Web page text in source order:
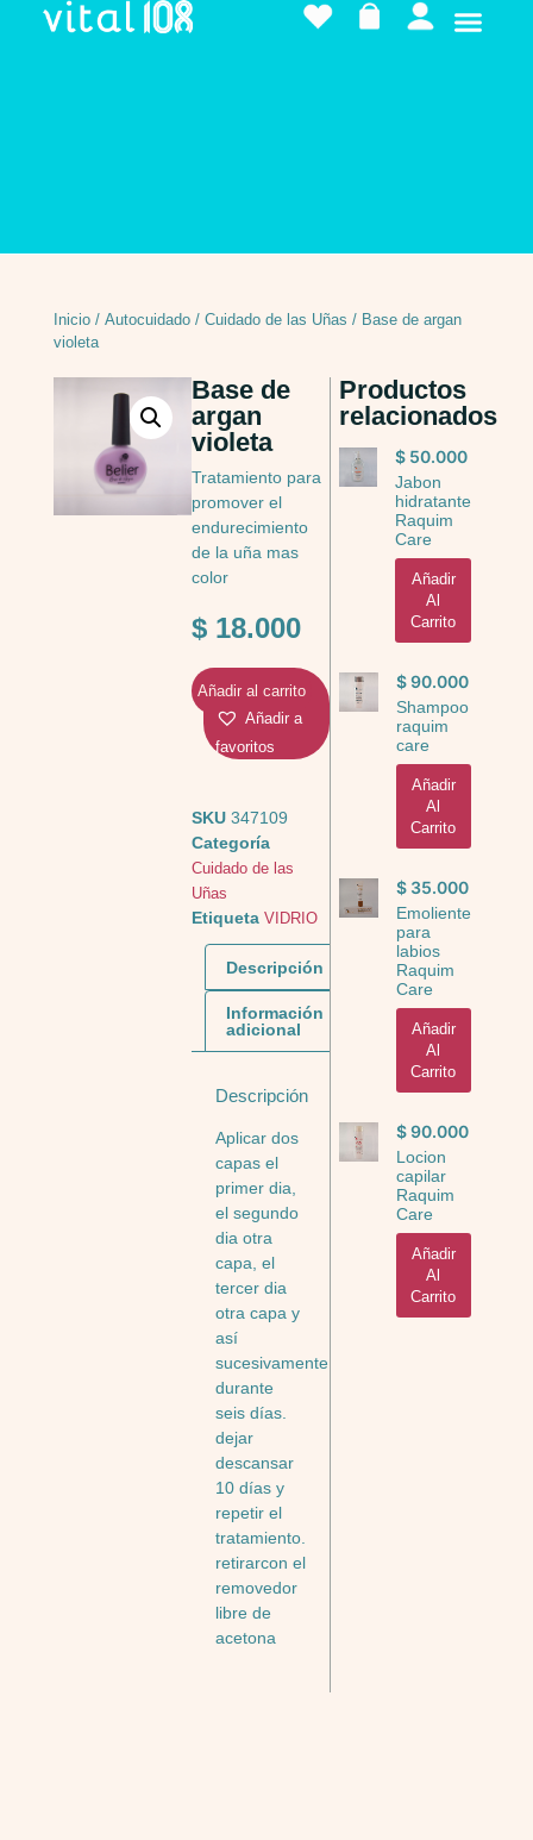
Inicio/ Autocuidado/ Cuidado de las Uñas / Base de argan
violeta
Base de
argan
violeta
Tratamiento para
promover el
endurecimiento
de la uña mas
color
$18.000
Añadir al carrito
Añadir a
favoritos
SKU 347109
Categoría
Cuidado de las
Uñas
Etiqueta VIDRIO
Descripción
Información
adicional
Descripción
Aplicar dos
capas el
primer dia,
el segundo
dia otra
capa, el
tercer dia
otra capa y
así
sucesivamente
durante
seis días.
dejar
descansar
10 días y
repetir el
tratamiento.
retirarcon el
removedor
libre de
acetona
Productos
relacionados
$ 50.000
Jabon
hidratante
Raquim
Care
Añadir
Al
Carrito
$90.000
Shampoo
raquim
care
Añadir
Al
Carrito
$35.000
Emoliente
para
labios
Raquim
Care
Añadir
Al
Carrito
$90.000
Locion
capilar
Raquim
Care
Añadir
Al
Carrito